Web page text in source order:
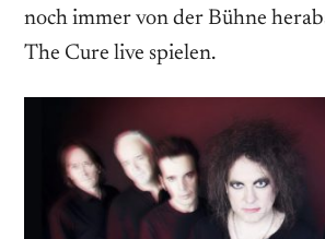
noch immer von der Bühne
The Cure live spielen.